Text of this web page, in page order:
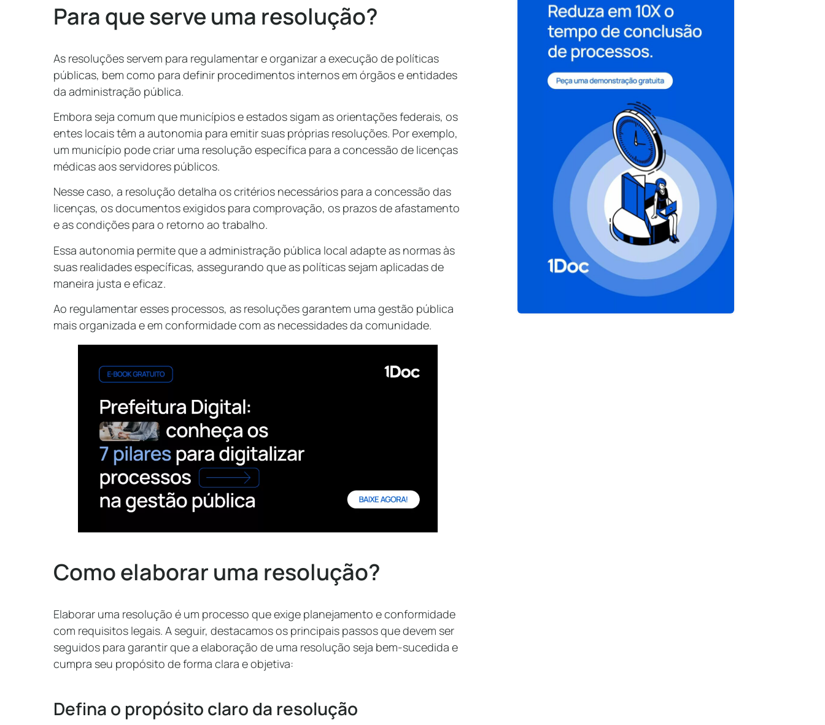
Para que serve uma resolução?
As resoluções servem para regulamentar e organizar a execução de políticas
públicas, bem como para definir procedimentos internos em órgãos e entidades
da administração pública.
Embora seja comum que municípios e estados sigam as orientações federais, os
entes locais têm a autonomia para emitir suas próprias resoluções. Por exemplo,
um município pode criar uma resolução específica para a concessão de licenças
médicas aos servidores públicos.
Nesse caso, a resolução detalha os critérios necessários para a concessão das
licenças, os documentos exigidos para comprovação, os prazos de afastamento
e as condições para o retorno ao trabalho.
Essa autonomia permite que a administração pública local adapte as normas às
suas realidades específicas, assegurando que as políticas sejam aplicadas de
maneira justa e eficaz.
Ao regulamentar esses processos, as resoluções garantem uma gestão pública
mais organizada e em conformidade com as necessidades da comunidade.
Como elaborar uma resolução?
Elaborar uma resolução é um processo que exige planejamento e conformidade
com requisitos legais. A seguir, destacamos os principais passos que devem ser
seguidos para garantir que a elaboração de uma resolução seja bem-sucedida e
cumpra seu propósito de forma clara e objetiva:
Defina o propósito claro da resolução